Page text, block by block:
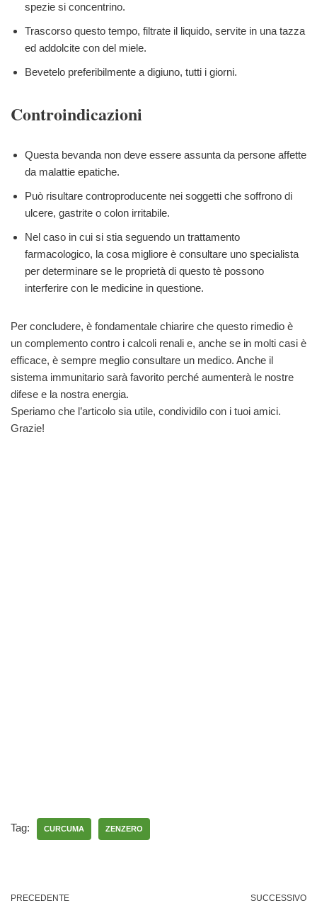
spezie si concentrino.
Trascorso questo tempo, filtrate il liquido, servite in una tazza
ed addolcite con del miele.
Bevetelo preferibilmente a digiuno, tutti i giorni.
Controindicazioni
Questa bevanda non deve essere assunta da persone affette
da malattie epatiche.
Può risultare controproducente nei soggetti che soffrono di
ulcere, gastrite o colon irritabile.
Nel caso in cui si stia seguendo un trattamento
farmacologico, la cosa migliore è consultare uno specialista
per determinare se le proprietà di questo tè possono
interferire con le medicine in questione.
Per concludere, è fondamentale chiarire che questo rimedio è
un complemento contro i calcoli renali e, anche se in molti casi è
efficace, è sempre meglio consultare un medico. Anche il
sistema immunitario sarà favorito perché aumenterà le nostre
difese e la nostra energia.
Speriamo che l’articolo sia utile, condividilo con i tuoi amici.
Grazie!
Tag: CURCUMA ZENZERO
PRECEDENTE SUCCESSIVO